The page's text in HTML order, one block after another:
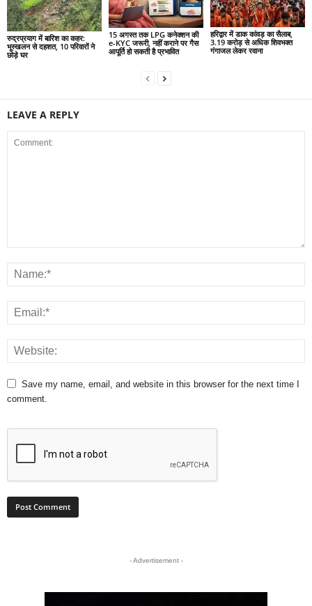
रुद्रप्रयाग में बारिश का कहर:
भूस्खलन से दहशत, 10 परिवारों ने
छोड़े घर
15 अगस्त तक LPG कनेक्शन की
e-KYC जरूरी, नहीं कराने पर गैस
आपूर्ति हो सकती है प्रभावित
हरिद्वार में डाक कांवड़ का सैलाब,
3.19 करोड़ से अधिक शिवभक्त
गंगाजल लेकर रवाना
LEAVE A REPLY
Save my name, email, and website in this browser for the next time I
comment.
- Advertisement -